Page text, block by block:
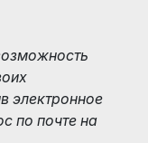
электронное
по почте на